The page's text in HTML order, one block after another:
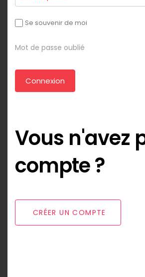
Se souvenir de moi
Mot de passe oublié
Vous n'avez
compte ?
CRÉER UN COMPTE